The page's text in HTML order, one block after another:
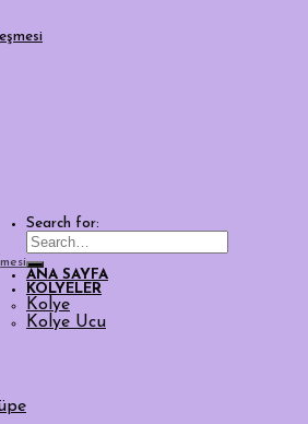
Search for:
ANA SAYFA
KOLYELER
Kolye
Kolye Ucu